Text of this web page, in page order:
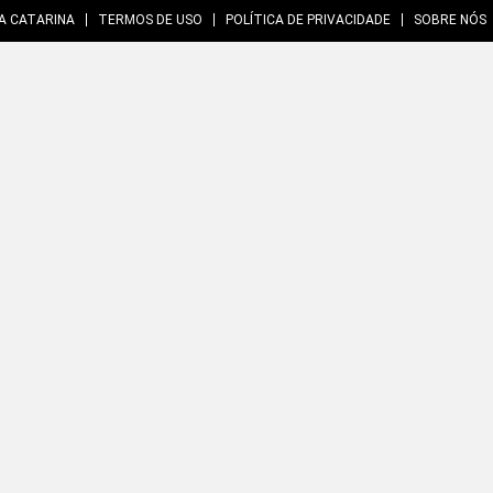
CATARINA TERMOS DE USO POLÍTICA DE PRIVACIDADE SOBRE NÓS